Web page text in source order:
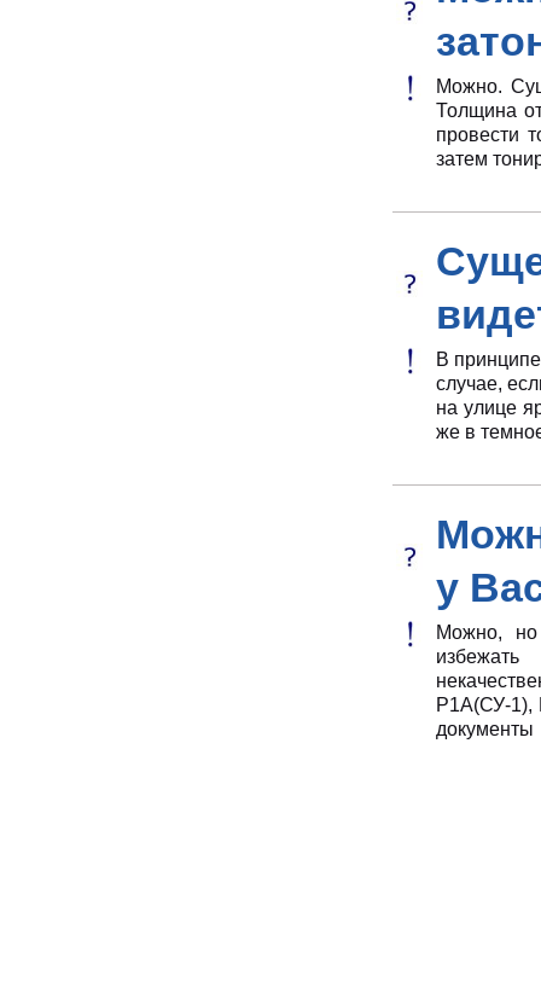
Можно.
Толщина
провести
затем
В
случае,
на улице
же в
у
Можно, но
Р1А(СУ-1),
документы